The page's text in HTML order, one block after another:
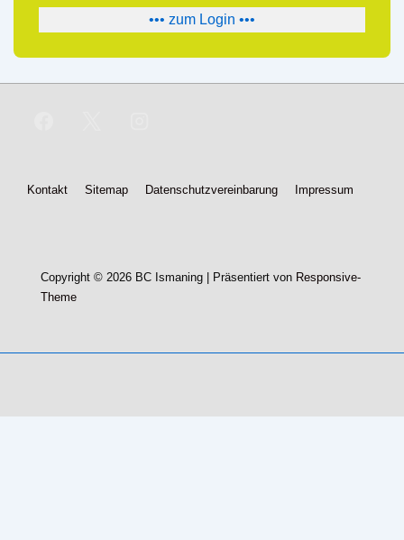
••• zum Login •••
Footer-
Kontakt Sitemap Datenschutzvereinbarung Impressum
Copyright © 2026 BC Ismaning | Präsentiert von Responsive-
Theme